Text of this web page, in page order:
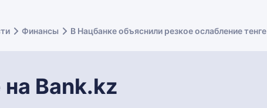
Финансы В Нацбанке объяснили резкое ослабление тенге
Bank.kz